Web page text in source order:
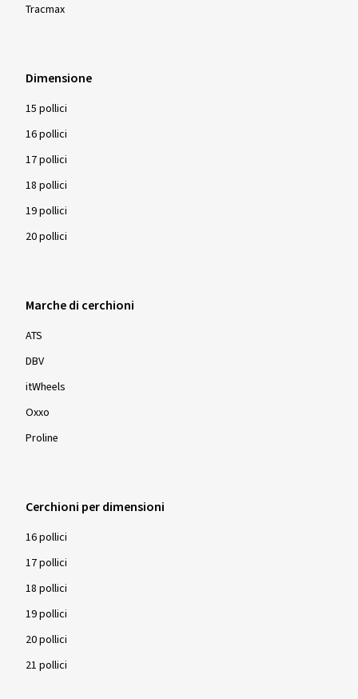
Tracmax
Dimensione
15 pollici
16 pollici
17 pollici
18 pollici
19 pollici
20 pollici
Marche di cerchioni
ATS
DBV
itWheels
Oxxo
Proline
Cerchioni per dimensioni
16 pollici
17 pollici
18 pollici
19 pollici
20 pollici
21 pollici